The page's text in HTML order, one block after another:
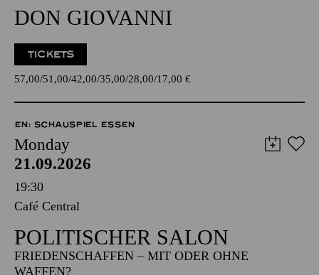
DON GIOVANNI
TICKETS
57,00 51,00 42,00 35,00 28,00 17,00 €
EN: SCHAUSPIEL ESSEN
Monday
21.09.2026
19:30
Café Central
POLITISCHER SALON
FRIEDENSCHAFFEN – MIT ODER OHNE
WAFFEN?